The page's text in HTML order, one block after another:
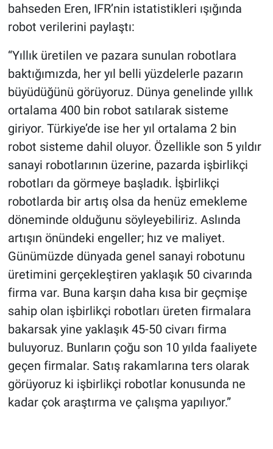
bahseden Eren, IFR’nin istatistikleri ışığında
robot verilerini paylaştı:
“Yıllık üretilen ve pazara sunulan robotlara
baktığımızda, her yıl belli yüzdelerle pazarın
büyüdüğünü görüyoruz. Dünya genelinde yıllık
ortalama 400 bin robot satılarak sisteme
giriyor. Türkiye’de ise her yıl ortalama 2 bin
robot sisteme dahil oluyor. Özellikle son 5 yıldır
sanayi robotlarının üzerine, pazarda işbirlikçi
robotları da görmeye başladık. İşbirlikçi
robotlarda bir artış olsa da henüz emekleme
döneminde olduğunu söyleyebiliriz. Aslında
artışın önündeki engeller; hız ve maliyet.
Günümüzde dünyada genel sanayi robotunu
üretimini gerçekleştiren yaklaşık 50 civarında
firma var. Buna karşın daha kısa bir geçmişe
sahip olan işbirlikçi robotları üreten firmalara
bakarsak yine yaklaşık 45-50 civarı firma
buluyoruz. Bunların çoğu son 10 yılda faaliyete
geçen firmalar. Satış rakamlarına ters olarak
görüyoruz ki işbirlikçi robotlar konusunda ne
kadar çok araştırma ve çalışma yapılıyor.”